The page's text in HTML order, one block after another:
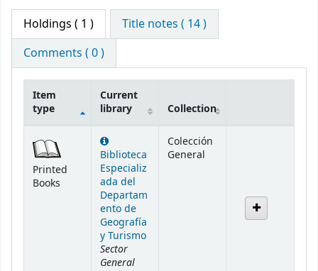
Holdings ( 1 )
Title notes ( 14 )
Comments ( 0 )
Item
type
Current
library
Collection
Printed
Books
Biblioteca
Especializ
ada del
Departam
ento de
Geografía
y Turismo
Sector
General
Colección
General